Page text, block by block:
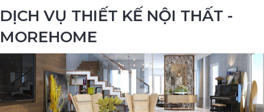
DỊCH VỤ THIẾT KẾ NỘI THẤT -
MOREHOME